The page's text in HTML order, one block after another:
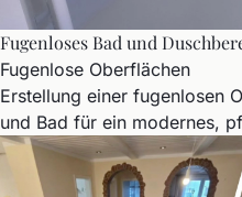
Fugenloses Bad und
Fugenlose Oberflächen
Erstellung einer fugenlosen
und Bad für ein modernes,